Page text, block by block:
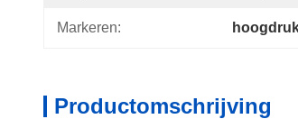
Markeren:
Productomschrijving